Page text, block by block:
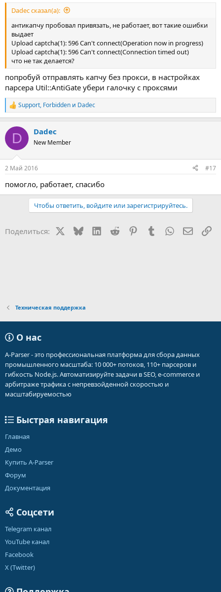
Dadec сказал(а):
антикапчу пробовал привязать, не работает, вот такие ошибки
выдает
Upload captcha(1): 596 Can't connect(Operation now in progress)
Upload captcha(1): 596 Can't connect(Connection timed out)
что не так делается?
попробуй отправлять капчу без прокси, в настройках
парсера Util::AntiGate убери галочку с проксями
Р
е
к
и
Support, Forbidden и Dadec
D Dadec
New Member
2 Май 2016 #17
помогло, работает, спасибо
Чтобы ответить, войдите или зарегистрируйтесь.
Поделиться: BlueskyLinkedIn
Reddit PinterestTumblr WhatsApp
Техническая поддержка
О нас
A-Parser - это профессиональная платформа для сбора данных
промышленного масштаба: 10 000+ потоков, 110+ парсеров и
гибкость Node.js. Автоматизируйте задачи в SEO, e-commerce и
арбитраже трафика с непревзойденной скоростью и
масштабируемостью
Быстрая навигация
Главная
Демо
Купить A-Parser
Форум
Документация
Соцсети
Telegram канал
YouTube канал
Facebook
X (Twitter)